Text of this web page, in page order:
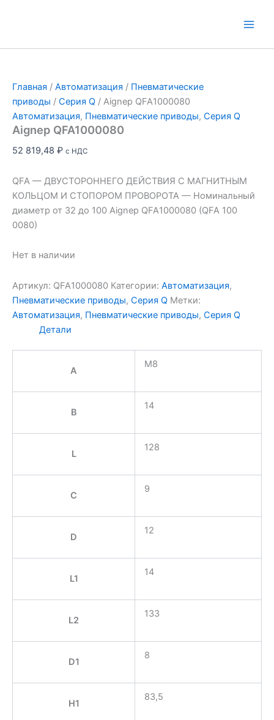
Главная / Автоматизация / Пневматические
приводы / Серия Q / Aignep QFA1000080
Автоматизация, Пневматические приводы, Серия Q
Aignep QFA1000080
52 819,48 ₽ с НДС
QFA — ДВУСТОРОННЕГО ДЕЙСТВИЯ С МАГНИТНЫМ
КОЛЬЦОМ И СТОПОРОМ ПРОВОРОТА — Номинальный
диаметр от 32 до 100 Aignep QFA1000080 (QFA 100
0080)
Нет в наличии
Артикул: QFA1000080 Категории: Автоматизация,
Пневматические приводы, Серия Q Метки:
Автоматизация, Пневматические приводы, Серия Q
Детали
A
M8
B
14
L
128
C
9
D
12
L1
14
L2
133
D1
8
H1
83,5